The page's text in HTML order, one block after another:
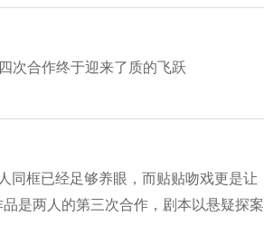
次合作终于迎来了质的飞跃
同框已经足够养眼，而贴贴吻戏更是让
是两人的第三次合作，剧本以悬疑探案